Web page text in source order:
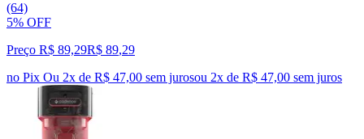
(64)
5% OFF
Preço R$ 89,29R$ 89,29
no Pix Ou 2x de R$ 47,00 sem jurosou 2x de R$ 47,00 sem juros